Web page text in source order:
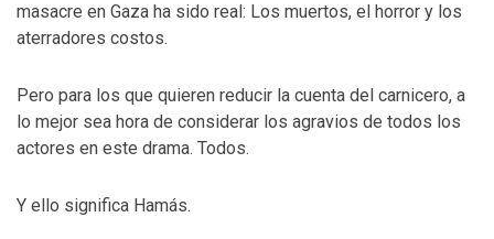
masacre en Gaza ha sido real: Los muertos, el horror y los
aterradores costos.
Pero para los que quieren reducir la cuenta del carnicero, a
lo mejor sea hora de considerar los agravios de todos los
actores en este drama. Todos.
Y ello significa Hamás.